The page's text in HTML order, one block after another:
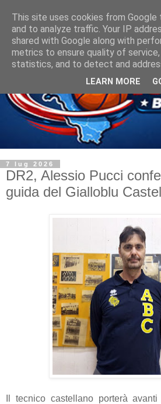
7 lug 2026
DR2, Alessio Pucci
guida del Gialloblu
Il tecnico castellano porterà
This site uses cookies from
and to analyze traffic. Your IP
shared with Google along with
metrics to ensure quality of
statistics, and to detect and
LEARN MORE